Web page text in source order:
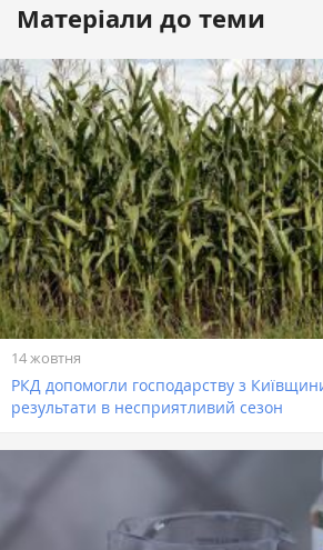
Матеріали до теми
14 жовтня
РКД допомогли господарству з
результати в несприятливий сезон